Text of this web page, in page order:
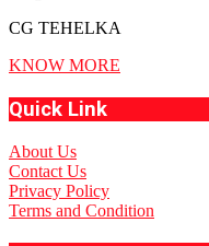
CG TEHELKA
KNOW MORE
Quick Link
About Us
Contact Us
Privacy Policy
Terms and Condition